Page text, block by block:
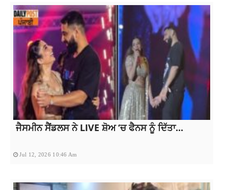
ਜੈਸਮੀਨ ਸੈਂਡਲਸ ਨੇ LIVE ਸ਼ੋਅ ‘ਚ ਫੈਨਸ ਨੂੰ ਦਿੱਤਾ...
Jul 12, 2026 10:46 Am